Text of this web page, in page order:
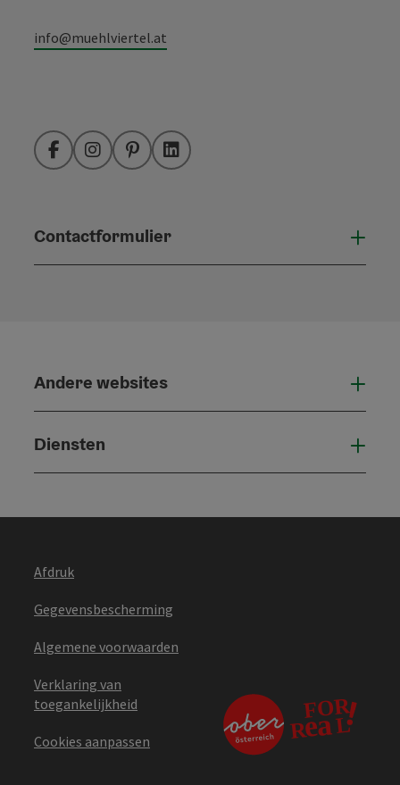
info@muehlviertel.at
FacebookInstagramPinterestLinkedIn
Contactformulier
Andere websites
Diensten
Afdruk
Gegevensbescherming
Algemene voorwaarden
Verklaring van
toegankelijkheid
Cookies aanpassen